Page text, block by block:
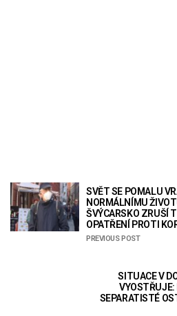
SVĚT SE POMALU
NORMÁLNÍMU
ŠVÝCARSKO ZRUŠÍ
OPATŘENÍ PROTI
PREVIOUS POST
SITUACE V
VYOSTŘUJE:
SEPARATISTÉ